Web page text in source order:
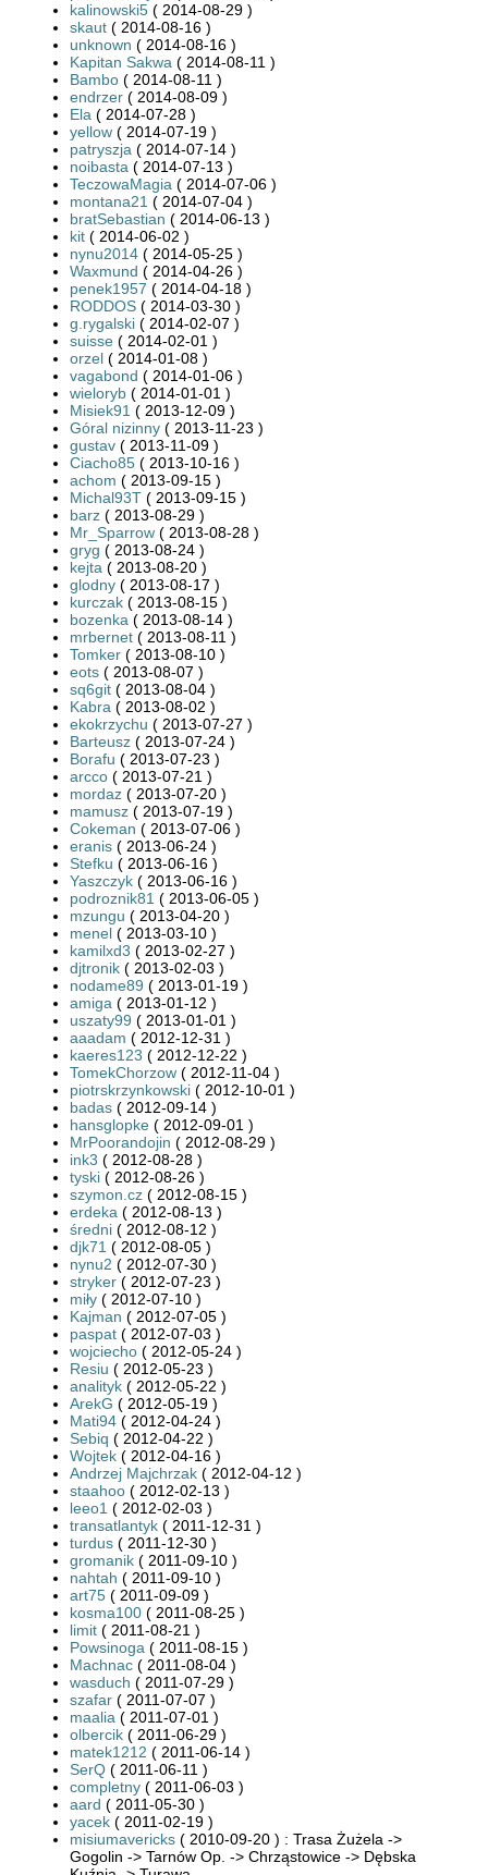
kalinowski5 ( 2014-08-29 )
skaut ( 2014-08-16 )
unknown ( 2014-08-16 )
Kapitan Sakwa ( 2014-08-11 )
Bambo ( 2014-08-11 )
endrzer ( 2014-08-09 )
Ela ( 2014-07-28 )
yellow ( 2014-07-19 )
patryszja ( 2014-07-14 )
noibasta ( 2014-07-13 )
TeczowaMagia ( 2014-07-06 )
montana21 ( 2014-07-04 )
bratSebastian ( 2014-06-13 )
kit ( 2014-06-02 )
nynu2014 ( 2014-05-25 )
Waxmund ( 2014-04-26 )
penek1957 ( 2014-04-18 )
RODDOS ( 2014-03-30 )
g.rygalski ( 2014-02-07 )
suisse ( 2014-02-01 )
orzel ( 2014-01-08 )
vagabond ( 2014-01-06 )
wieloryb ( 2014-01-01 )
Misiek91 ( 2013-12-09 )
Góral nizinny ( 2013-11-23 )
gustav ( 2013-11-09 )
Ciacho85 ( 2013-10-16 )
achom ( 2013-09-15 )
Michal93T ( 2013-09-15 )
barz ( 2013-08-29 )
Mr_Sparrow ( 2013-08-28 )
gryg ( 2013-08-24 )
kejta ( 2013-08-20 )
glodny ( 2013-08-17 )
kurczak ( 2013-08-15 )
bozenka ( 2013-08-14 )
mrbernet ( 2013-08-11 )
Tomker ( 2013-08-10 )
eots ( 2013-08-07 )
sq6git ( 2013-08-04 )
Kabra ( 2013-08-02 )
ekokrzychu ( 2013-07-27 )
Barteusz ( 2013-07-24 )
Borafu ( 2013-07-23 )
arcco ( 2013-07-21 )
mordaz ( 2013-07-20 )
mamusz ( 2013-07-19 )
Cokeman ( 2013-07-06 )
eranis ( 2013-06-24 )
Stefku ( 2013-06-16 )
Yaszczyk ( 2013-06-16 )
podroznik81 ( 2013-06-05 )
mzungu ( 2013-04-20 )
menel ( 2013-03-10 )
kamilxd3 ( 2013-02-27 )
djtronik ( 2013-02-03 )
nodame89 ( 2013-01-19 )
amiga ( 2013-01-12 )
uszaty99 ( 2013-01-01 )
aaadam ( 2012-12-31 )
kaeres123 ( 2012-12-22 )
TomekChorzow ( 2012-11-04 )
piotrskrzynkowski ( 2012-10-01 )
badas ( 2012-09-14 )
hansglopke ( 2012-09-01 )
MrPoorandojin ( 2012-08-29 )
ink3 ( 2012-08-28 )
tyski ( 2012-08-26 )
szymon.cz ( 2012-08-15 )
erdeka ( 2012-08-13 )
średni ( 2012-08-12 )
djk71 ( 2012-08-05 )
nynu2 ( 2012-07-30 )
stryker ( 2012-07-23 )
miły ( 2012-07-10 )
Kajman ( 2012-07-05 )
paspat ( 2012-07-03 )
wojciecho ( 2012-05-24 )
Resiu ( 2012-05-23 )
analityk ( 2012-05-22 )
ArekG ( 2012-05-19 )
Mati94 ( 2012-04-24 )
Sebiq ( 2012-04-22 )
Wojtek ( 2012-04-16 )
Andrzej Majchrzak ( 2012-04-12 )
staahoo ( 2012-02-13 )
leeo1 ( 2012-02-03 )
transatlantyk ( 2011-12-31 )
turdus ( 2011-12-30 )
gromanik ( 2011-09-10 )
nahtah ( 2011-09-10 )
art75 ( 2011-09-09 )
kosma100 ( 2011-08-25 )
limit ( 2011-08-21 )
Powsinoga ( 2011-08-15 )
Machnac ( 2011-08-04 )
wasduch ( 2011-07-29 )
szafar ( 2011-07-07 )
maalia ( 2011-07-01 )
olbercik ( 2011-06-29 )
matek1212 ( 2011-06-14 )
SerQ ( 2011-06-11 )
completny ( 2011-06-03 )
aard ( 2011-05-30 )
yacek ( 2011-02-19 )
misiumavericks ( 2010-09-20 ) : Trasa Żużela ->
Gogolin -> Tarnów Op. -> Chrząstowice -> Dębska